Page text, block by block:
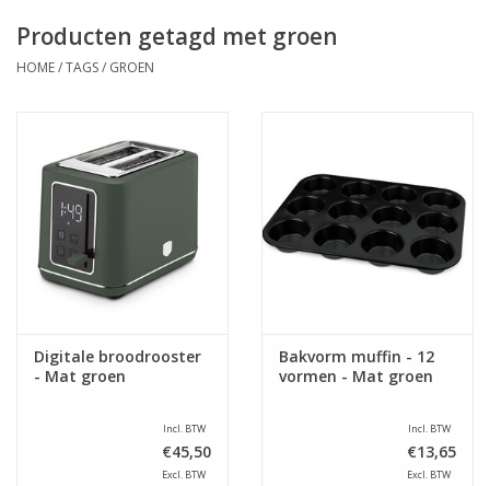
Hygiëne & opslag
Grondstoffen & Presentatie
Acties
Producten getagd met groen
HOME/TAGS/ GROEN
Digitale broodrooster
- Mat groen
Incl. BTW
€45,50
Excl. BTW
Bakvorm muffin - 12
vormen - Mat groen
Incl. BTW
€13,65
Excl. BTW